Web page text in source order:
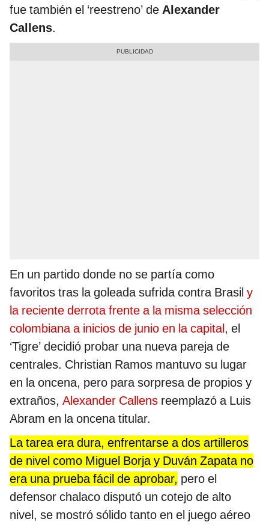
fue también el ‘reestreno’ de Alexander
Callens.
En un partido donde no se partía como
favoritos tras la goleada sufrida contra Brasil y
la reciente derrota frente a la misma selección
colombiana a inicios de junio en la capital, el
‘Tigre’ decidió probar una nueva pareja de
centrales. Christian Ramos mantuvo su lugar
en la oncena, pero para sorpresa de propios y
extraños, Alexander Callens reemplazó a Luis
Abram en la oncena titular.
La tarea era dura, enfrentarse a dos artilleros
de nivel como Miguel Borja y Duván Zapata no
era una prueba fácil de aprobar, pero el
defensor chalaco disputó un cotejo de alto
nivel, se mostró sólido tanto en el juego aéreo